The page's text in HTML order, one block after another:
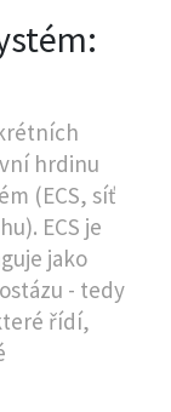
hrdinu
(ECS, síť
). ECS je
jako
- tedy
řídí,